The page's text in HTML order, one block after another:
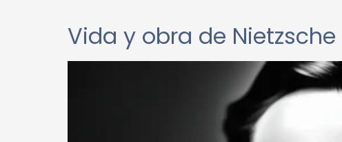
Vida y obra de Nietzsche